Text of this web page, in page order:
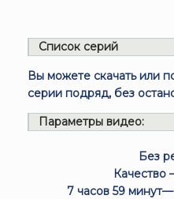
Список серий
Вы можете скачать или
серии подряд, без
Параметры видео:
Без
Качество
7 часов 59